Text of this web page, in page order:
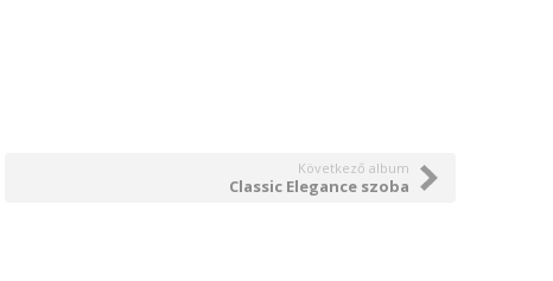
Következő album
Classic Elegance szoba